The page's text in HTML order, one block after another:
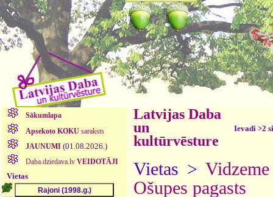
Sākumlapa
Apsekoto KOKUsaraksts
JAUNUMI (01.08.2026.)
Daba.dziedava.lv VEIDOTĀJI
Vietas
Latvijas Daba
un
kultūrvēsture
Ievadi >2
Vietas > Vidzeme
Ošupes pagasts